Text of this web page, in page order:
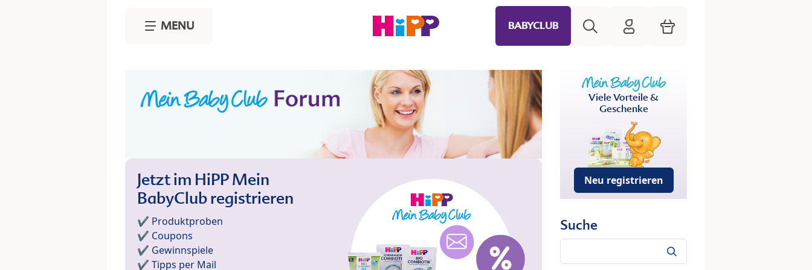
MENU BABYCLUB HiPP Mein Babyclub
Warenkorb
Jetzt im HiPP Mein
BabyClub registrieren
✔️ Produktproben
✔️ Coupons
✔️ Gewinnspiele
✔️ Tipps per Mail
Viele Vorteile &
Geschenke
Neu registrieren
Suche